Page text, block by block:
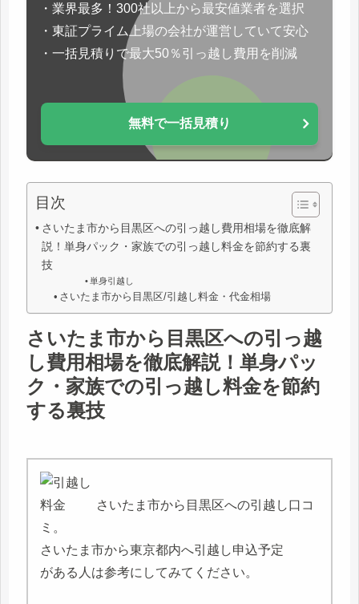
・業界最多！300社以上から最安値業者を選択
・東証プライム上場の会社が運営していて安心
・一括見積りで最大50％引っ越し費用を削減
無料で一括見積り
目次
さいたま市から目黒区への引っ越し費用相場を徹底解
説！単身パック・家族での引っ越し料金を節約する裏
技
単身引越し
さいたま市から目黒区/引越し料金・代金相場
さいたま市から目黒区への引っ越
し費用相場を徹底解説！単身パッ
ク・家族での引っ越し料金を節約
する裏技
さいたま市から目黒区への引越し口コ
ミ。
さいたま市から東京都内へ引越し申込予定
がある人は参考にしてみてください。